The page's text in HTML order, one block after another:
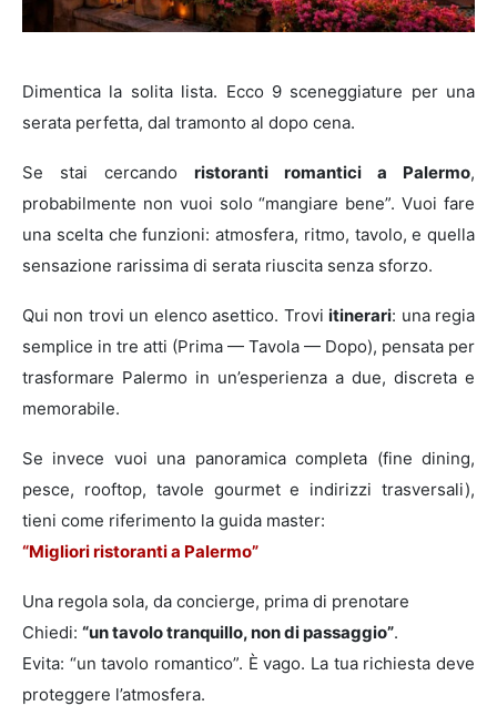
Dimentica la solita lista. Ecco 9 sceneggiature per una
serata perfetta, dal tramonto al dopo cena.
Se stai cercando ristoranti romantici a Palermo,
probabilmente non vuoi solo “mangiare bene”. Vuoi fare
una scelta che funzioni: atmosfera, ritmo, tavolo, e quella
sensazione rarissima di serata riuscita senza sforzo.
Qui non trovi un elenco asettico. Troviitinerari: una regia
semplice in tre atti (Prima — Tavola — Dopo), pensata per
trasformare Palermo in un’esperienza a due, discreta e
memorabile.
Se invece vuoi una panoramica completa (fine dining,
pesce, rooftop, tavole gourmet e indirizzi trasversali),
tieni come riferimento la guida master:
“Migliori ristoranti a Palermo”
Una regola sola, da concierge, prima di prenotare
Chiedi: “un tavolo tranquillo, non di passaggio”.
Evita: “un tavolo romantico”. È vago. La tua richiesta deve
proteggere l’atmosfera.